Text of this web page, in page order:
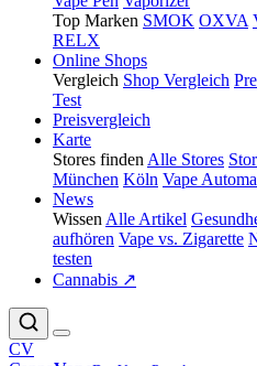
Top Marken SMOK OXVA
RELX
Online Shops
Vergleich Shop Vergleich
Test
Preisvergleich
Karte
Stores finden Alle Stores
München Köln Vape
News
Wissen Alle Artikel
aufhören Vape vs. Zigarette
testen
Cannabis ↗
CV